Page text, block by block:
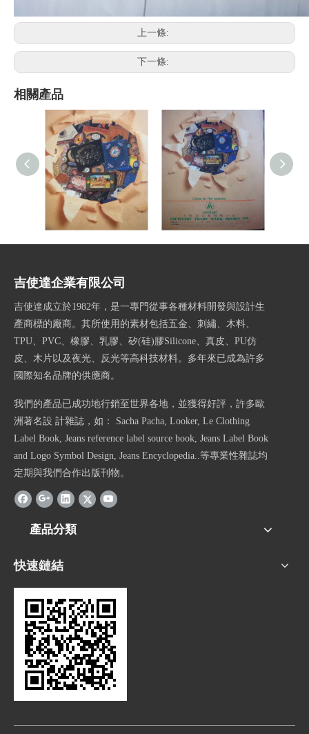
上一條:
下一條:
相關產品
書P1260829 書P1260828
吉使達企業有限公司
吉使達成立於1982年，是一專門從事各種材料開發與設計生
產商標的廠商。其所使用的素材包括五金、刺繡、木料、
TPU、PVC、橡膠、乳膠、矽(硅)膠Silicone、真皮、PU仿
皮、木片以及夜光、反光等高科技材料。多年來已成為許多
國際知名品牌的供應商。
我們的產品已成功地行銷至世界各地，並獲得好評，許多歐
洲著名設 計雜誌，如： Sacha Pacha, Looker, Le Clothing
Label Book, Jeans reference label source book, Jeans Label Book
and Logo Symbol Design, Jeans Encyclopedia..等專業性雜誌均
定期與我們合作出版刊物。
產品分類
快速鏈結